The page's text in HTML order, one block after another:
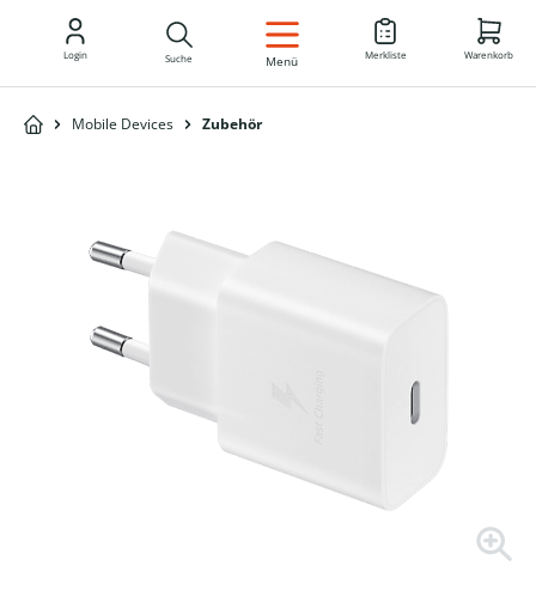
DE
Login Suche Menü Merkliste Warenkorb
Mobile Devices Zubehör